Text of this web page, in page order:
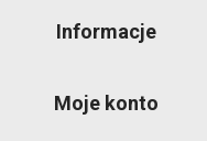
Informacje
Moje konto